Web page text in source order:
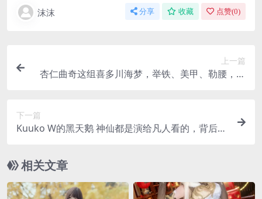
沫沫 分享 收藏 点赞(0)
上一篇
杏仁曲奇这组喜多川海梦，举铁、美甲、勒腰，全
下一篇
Kuuko W的黑天鹅 神仙都是演给凡人看的，背后是
相关文章